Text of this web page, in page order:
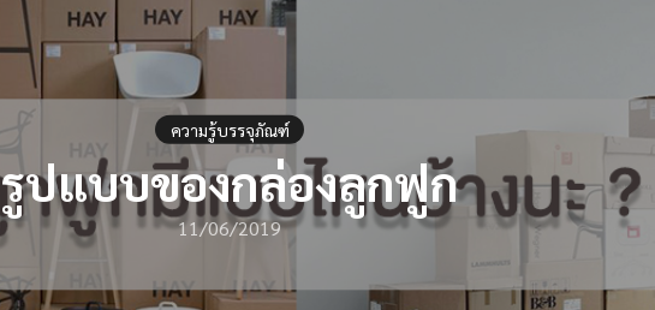
ความรู้บรรจุภัณฑ์
รูปแบบของกล่องลูกฟูก
11/06/2019